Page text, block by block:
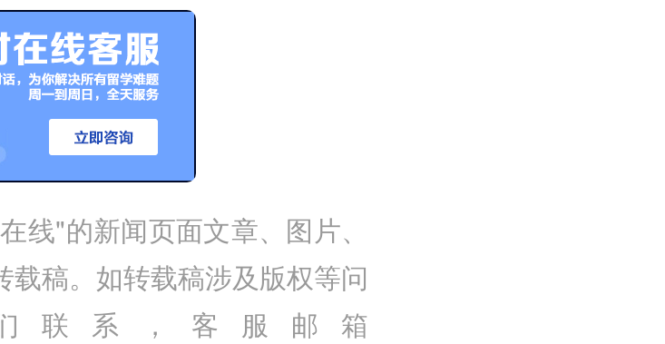
线"的新闻页面文章、图片、
稿。如转载稿涉及版权等问
联系，客服邮箱